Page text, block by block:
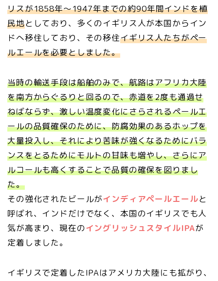
リスが1858年〜1947年までの約90年間インドを植
民地としており、多くのイギリス人が本国からイン
ドへ移住しており、その移住イギリス人たちがペー
ルエールを必要としました。
当時の輸送手段は船舶のみで、航路はアフリカ大陸
を南方からぐるりと回るので、赤道を2度も通過せ
ねばならず、激しい温度変化にさらされるペールエ
ールの品質確保のために、防腐効果のあるホップを
大量投入し、それにより苦味が強くなるためにバラ
ンスをとるためにモルトの甘味も増やし、さらにア
ルコールも高くすることで品質の確保を図りまし
た。
その強化されたビールがインディアペールエールと
呼ばれ、インドだけでなく、本国のイギリスでも人
気が高まり、現在のイングリッシュスタイルIPAが
定着しました。
イギリスで定着したIPAはアメリカ大陸にも拡がり､